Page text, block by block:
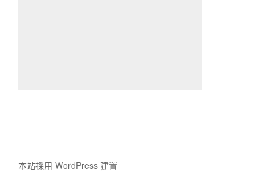
本站採用 WordPress 建置